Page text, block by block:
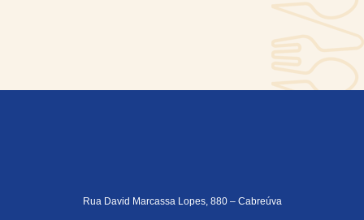
Rua David Marcassa Lopes, 880 – Cabreúva